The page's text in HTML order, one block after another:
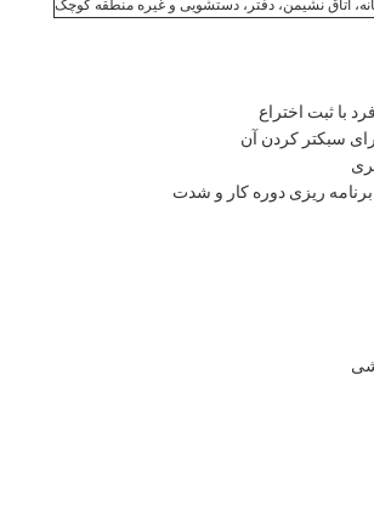
اتاق نشیمن، دفتر، دستشویی و غیره منطقه کوچک